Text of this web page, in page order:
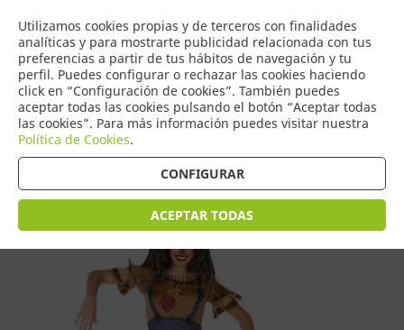
Utilizamos cookies propias y de terceros con finalidades
analíticas y para mostrarte publicidad relacionada con tus
preferencias a partir de tus hábitos de navegación y tu
perfil. Puedes configurar o rechazar las cookies haciendo
click en “Configuración de cookies”. También puedes
aceptar todas las cookies pulsando el botón “Aceptar todas
las cookies”. Para más información puedes visitar nuestra
Política de Cookies.
CONFIGURAR
ACEPTAR TODAS
0
COMERCIO
DE TORRIJOS
Tienda > Disfraces Adulto > Disfraces de Mujer